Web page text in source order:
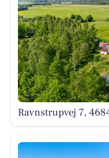
Ravnstrupvej 7,